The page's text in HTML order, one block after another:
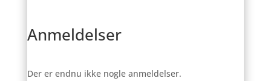
Anmeldelser
Der er endnu ikke nogle anmeldelser.